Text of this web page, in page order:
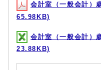
会計室（一般会計）
65.98KB)
会計室（一般会計）
23.88KB)